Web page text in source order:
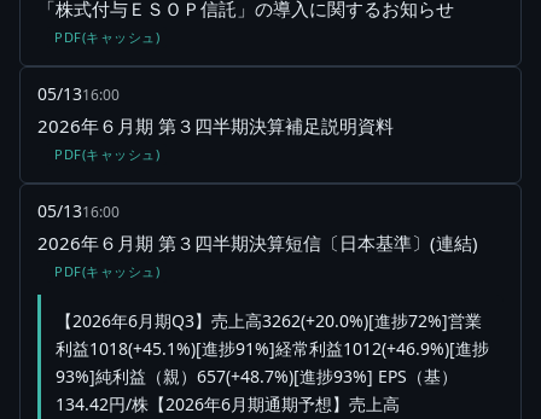
「株式付与ＥＳＯＰ信託」の導入に関するお知らせ
PDF(キャッシュ)
05/1316:00
2026年６月期 第３四半期決算補足説明資料
PDF(キャッシュ)
05/1316:00
2026年６月期 第３四半期決算短信〔日本基準〕(連結)
PDF(キャッシュ)
【2026年6月期Q3】売上高3262(+20.0%)[進捗72%]営業
利益1018(+45.1%)[進捗91%]経常利益1012(+46.9%)[進捗
93%]純利益（親）657(+48.7%)[進捗93%] EPS（基）
134.42円/株【2026年6月期通期予想】売上高